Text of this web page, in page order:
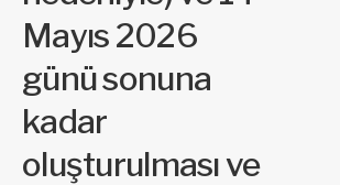
Mayıs 2026
günü sonuna
kadar
oluşturulması ve